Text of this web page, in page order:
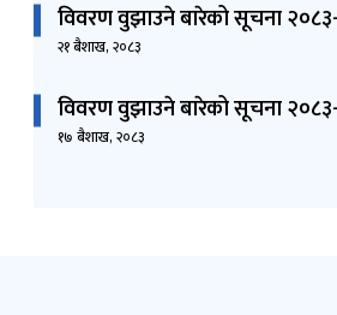
विवरण वुझाउने बारेको सूचना
२१ बैशाख, २०८३
विवरण वुझाउने बारेको सूचना
१७ बैशाख, २०८३